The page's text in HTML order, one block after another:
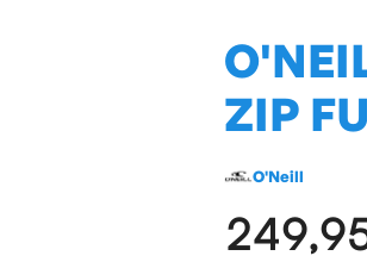
ZIP
O'Neill